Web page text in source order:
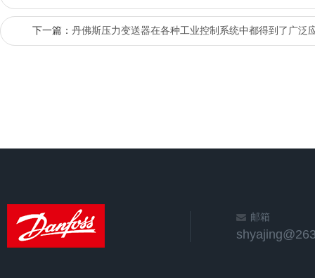
下一篇： 丹佛斯压力变送器在各种工业控制系统中都得到了广泛
邮箱